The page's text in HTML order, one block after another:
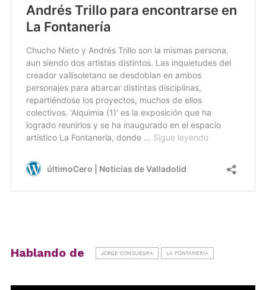
Hablando de JORGE CONSUEGRA LA FONTANERÍA